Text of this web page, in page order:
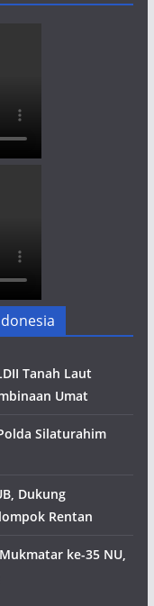
Tanah Laut
Umat
Silaturahim
Dukung
Rentan
ke-35 NU,